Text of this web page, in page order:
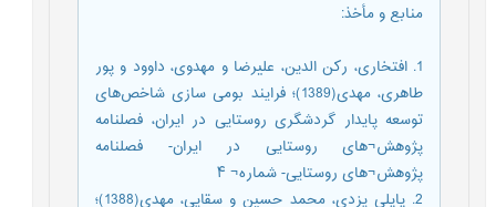
منابع و مأخذ:
1. افتخاری، رکن الدین، علیرضا و مهدوی، داوود و پور
طاهری، مهدی(1389)؛ فرایند بومی سازی شاخص‌های
توسعه پایدار گردشگری روستایی در ایران، فصلنامه
پژوهش¬های روستایی در ایران- فصلنامه
پژوهش¬های روستایی- شماره¬ ۴
2. پاپلی یزدی، محمد حسین و سقایی، مهدی(1388)؛